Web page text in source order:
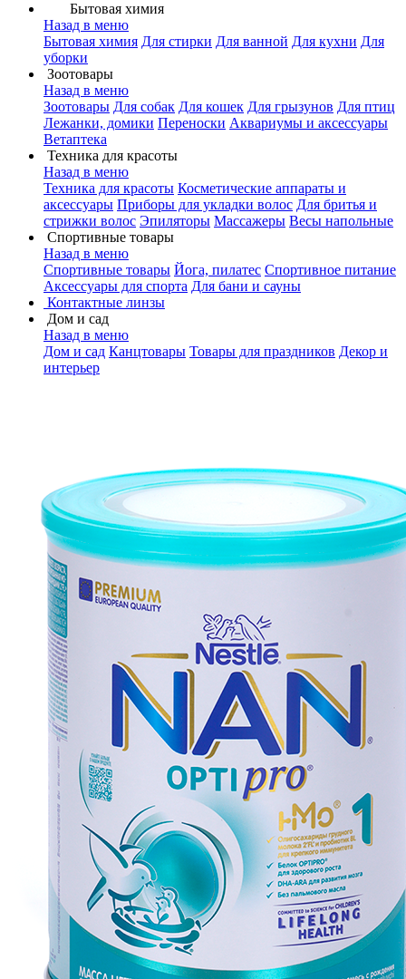
Бытовая химия
Назад в меню
Бытовая химия Для стирки Для ванной Для кухни Для
уборки
Зоотовары
Назад в меню
Зоотовары Для собак Для кошек Для грызунов Для птиц
Лежанки, домики Переноски Аквариумы и аксессуары
Ветаптека
Техника для красоты
Назад в меню
Техника для красоты Косметические аппараты и
аксессуары Приборы для укладки волос Для бритья и
стрижки волос Эпиляторы Массажеры Весы напольные
Спортивные товары
Назад в меню
Спортивные товары Йога, пилатес Спортивное питание
Аксессуары для спорта Для бани и сауны
Контактные линзы
Дом и сад
Назад в меню
Дом и сад Канцтовары Товары для праздников Декор и
интерьер